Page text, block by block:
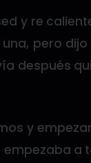
y re
pero
después
y
a